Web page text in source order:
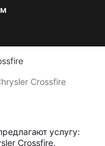
Crossfire
услугу:
Crossfire.